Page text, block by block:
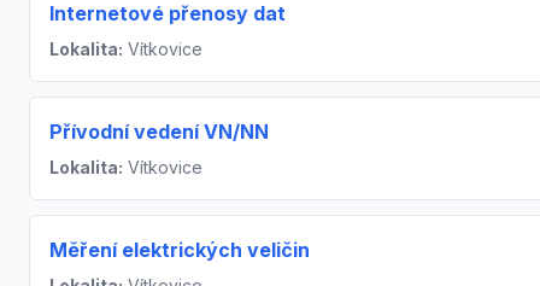
Internetové přenosy dat
Lokalita: Vítkovice
Přívodní vedení VN/NN
Lokalita: Vítkovice
Měření elektrických veličin